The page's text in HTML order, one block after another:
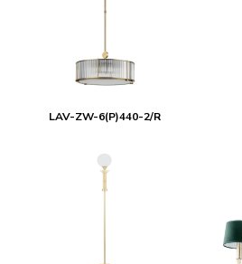
LAV-ZW-6(P)440-2/R